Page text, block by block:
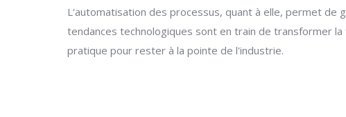
L'automatisation des processus, quant à elle, permet de
tendances technologiques sont en train de transformer
pratique pour rester à la pointe de l'industrie.